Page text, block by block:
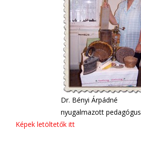
Dr. Bényi Árpádné
nyugalmazott pedagógus
Képek letöltetők itt